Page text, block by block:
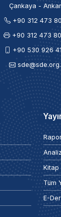
Çankaya -
+90 312 473
+90 312 473
+90 530 926
Kitap
Tüm
E-